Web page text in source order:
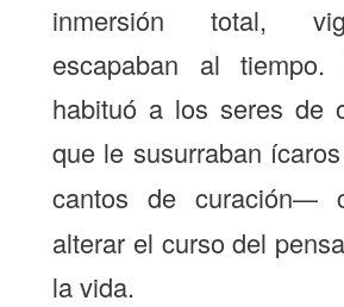
inmersión total,
escapaban al
habituó a los seres de
que le susurraban
cantos de curación—
alterar el curso del
la vida.